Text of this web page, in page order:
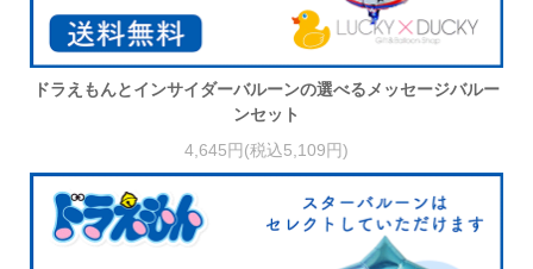
ドラえもんとインサイダーバルーンの選べるメッセージバルー
ンセット
4,645円(税込5,109円)